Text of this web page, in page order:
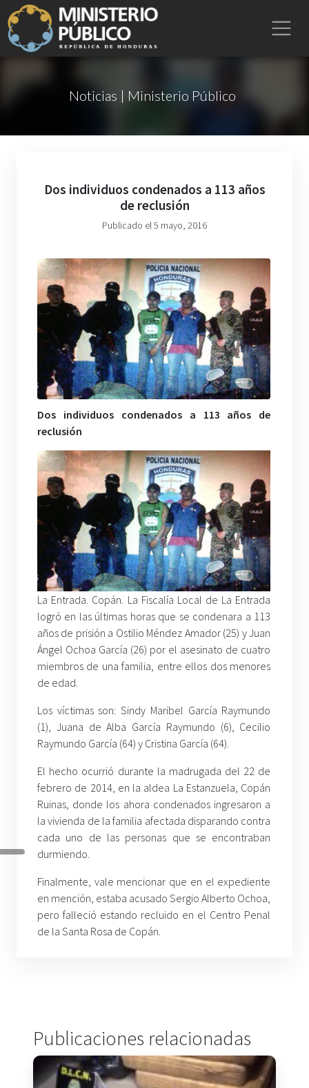
Noticias | Ministerio Público
Dos individuos condenados a 113 años
de reclusión
Publicado el 5 mayo, 2016
Dos individuos condenados a 113 años de
reclusión
La Entrada. Copán. La Fiscalía Local de La Entrada
logró en las últimas horas que se condenara a 113
años de prisión a Ostilio Méndez Amador (25) y Juan
Ángel Ochoa García (26) por el asesinato de cuatro
miembros de una familia, entre ellos dos menores
de edad.
Los víctimas son: Sindy Maribel García Raymundo
(1), Juana de Alba García Raymundo (6), Cecilio
Raymundo García (64) y Cristina García (64).
El hecho ocurrió durante la madrugada del 22 de
febrero de 2014, en la aldea La Estanzuela, Copán
Ruinas, donde los ahora condenados ingresaron a
la vivienda de la familia afectada disparando contra
cada uno de las personas que se encontraban
durmiendo.
Finalmente, vale mencionar que en el expediente
en mención, estaba acusado Sergio Alberto Ochoa,
pero falleció estando recluido en el Centro Penal
de la Santa Rosa de Copán.
Publicaciones relacionadas